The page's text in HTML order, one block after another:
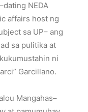
NEDA
affairs host ng
sa UP– ang
sa pulitika at
ni
Garcillano.
Mangahas–